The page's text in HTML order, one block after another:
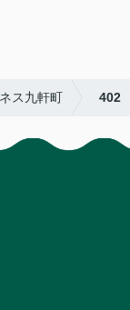
ス九軒町 402